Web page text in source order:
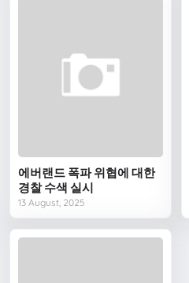
에버랜드 폭파 위협에 대한
경찰 수색 실시
13 August, 2025